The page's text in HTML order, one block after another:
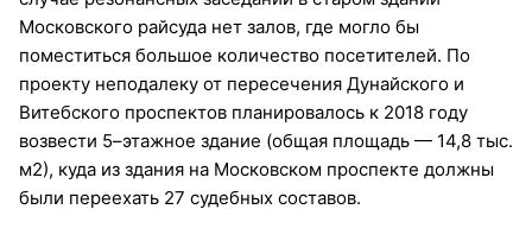
Московского райсуда нет залов, где могло бы
поместиться большое количество посетителей. По
проекту неподалеку от пересечения Дунайского и
Витебского проспектов планировалось к 2018 году
возвести 5–этажное здание (общая площадь — 14,8 тыс.
м2), куда из здания на Московском проспекте должны
были переехать 27 судебных составов.